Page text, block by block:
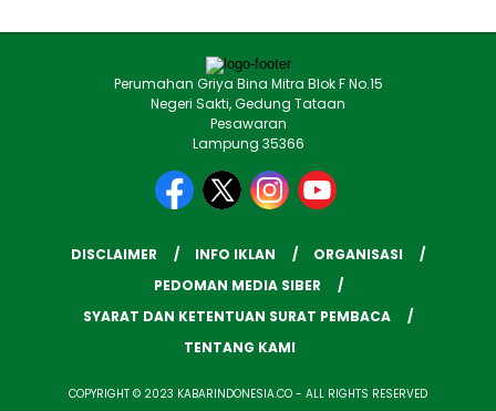
Perumahan Griya Bina Mitra Blok F No.15
Negeri Sakti, Gedung Tataan
Pesawaran
Lampung 35366
DISCLAIMER INFO IKLAN
ORGANISASI
PEDOMAN MEDIA SIBER
SYARAT DAN KETENTUAN SURAT PEMBACA
TENTANG KAMI
COPYRIGHT © 2023 KABARINDONESIA.CO - ALL RIGHTS RESERVED